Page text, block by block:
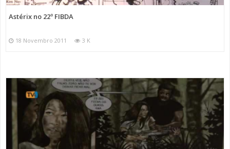
Astérix no 22º FIBDA
18 Novembro 2011 3 K